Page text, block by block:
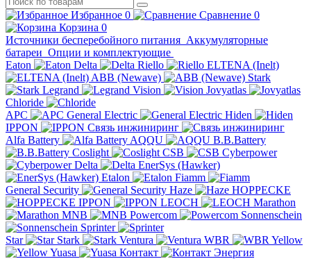
Избранное 0 Сравнение 0
Корзина 0
Источники бесперебойного питания Аккумуляторные
батареи Опции и комплектующие
Eaton
Delta Riello
ELTENA (Inelt)
ABB (Newave)
Stark
Legrand
Vision
Jovyatlas
Chloride
APC
General Electric
Hiden
IPPON
Связь инжиниринг
Alfa Battery
AQQU
B.B.Battery
Coslight
CSB
Cyberpower
Delta
EnerSys (Hawker)
Etalon
Fiamm
General Security
Haze
HOPPECKE
IPPON
LEOCH
Marathon
MNB
Powercom
Sonnenschein
Sprinter
Star
Stark Ventura WBR
Yellow
Yuasa
Контакт Энергия